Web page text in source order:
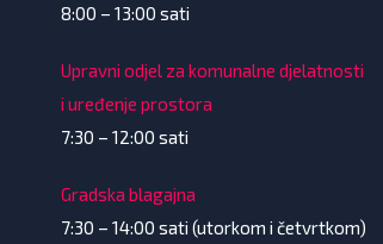
8:00 – 13:00 sati
Upravni odjel za komunalne djelatnosti
i uređenje prostora
7:30 – 12:00 sati
Gradska blagajna
7:30 – 14:00 sati (utorkom i četvrtkom)